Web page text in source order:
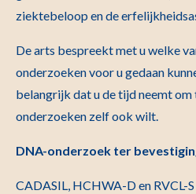
ziektebeloop en de
De arts bespreekt met u welke
onderzoeken voor u gedaan
belangrijk dat u de tijd neemt om
onderzoeken zelf ook wilt.
DNA-onderzoek ter
CADASIL, HCHWA-D en RVCL-